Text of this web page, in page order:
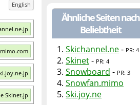
English
Skinet.jp
Ähnliche Seiten nach
Beliebtheit
1. Skichannel.ne- PR: 4
2. Skinet- PR: 4
3. Snowboard - PR: 3
4. Snowfan.mimo
5. Ski.joy.ne